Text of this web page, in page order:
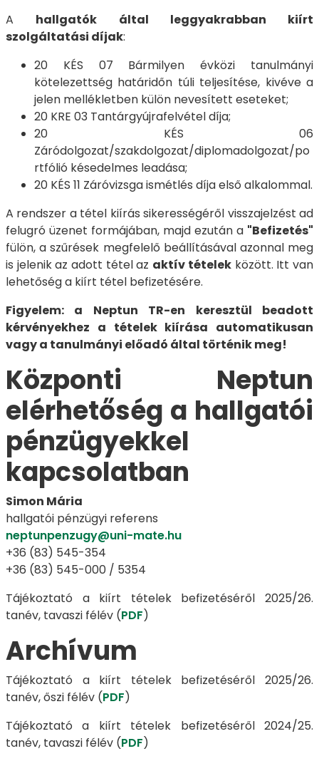
A hallgatók által leggyakrabban kiírt
szolgáltatási díjak:
20 KÉS 07 Bármilyen évközi tanulmányi
kötelezettség határidőn túli teljesítése, kivéve a
jelen mellékletben külön nevesített eseteket;
20 KRE 03 Tantárgyújrafelvétel díja;
20 KÉS 06
Záródolgozat/szakdolgozat/diplomadolgozat/po
rtfólió késedelmes leadása;
20 KÉS 11 Záróvizsga ismétlés díja első alkalommal.
A rendszer a tétel kiírás sikerességéről visszajelzést ad
felugró üzenet formájában, majd ezután a "Befizetés"
fülön, a szűrések megfelelő beállításával azonnal meg
is jelenik az adott tétel az aktív tételekközött. Itt van
lehetőség a kiírt tétel befizetésére.
Figyelem: a Neptun TR-en keresztül beadott
kérvényekhez a tételek kiírása automatikusan
vagy a tanulmányi előadó által történik meg!
Központi Neptun
elérhetőség a hallgatói
pénzügyekkel
kapcsolatban
Simon Mária
hallgatói pénzügyi referens
neptunpenzugy@uni-mate.hu
+36 (83) 545-354
+36 (83) 545-000 / 5354
Tájékoztató a kiírt tételek befizetéséről 2025/26.
tanév, tavaszi félév (PDF)
Archívum
Tájékoztató a kiírt tételek befizetéséről 2025/26.
tanév, őszi félév (PDF)
Tájékoztató a kiírt tételek befizetéséről 2024/25.
tanév, tavaszi félév (PDF)